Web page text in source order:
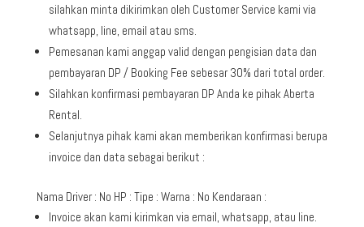
silahkan minta dikirimkan oleh Customer Service kami via
whatsapp, line, email atau sms.
Pemesanan kami anggap valid dengan pengisian data dan
pembayaran DP / Booking Fee sebesar 30% dari total order.
Silahkan konfirmasi pembayaran DP Anda ke pihak Aberta
Rental.
Selanjutnya pihak kami akan memberikan konfirmasi berupa
invoice dan data sebagai berikut :
Nama Driver : No HP : Tipe : Warna : No Kendaraan :
Invoice akan kami kirimkan via email, whatsapp, atau line.